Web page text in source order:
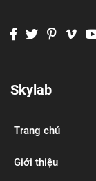
Skylab
Trang chủ
Giới thiệu